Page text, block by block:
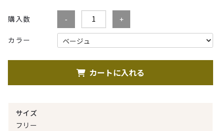
購入数
カラー
カートに入れる
サイズ
フリー